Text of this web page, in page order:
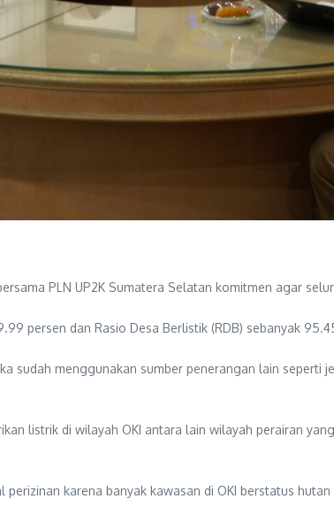
PLN UP2K Sumatera Selatan komitmen agar
persen dan Rasio Desa Berlistik (RDB) sebanyak
sudah menggunakan sumber penerangan lain seperti
listrik di wilayah OKI antara lain wilayah perairan
karena banyak kawasan di OKI berstatus